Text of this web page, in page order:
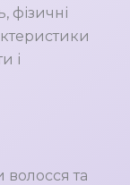
фізичні
і
волосся та